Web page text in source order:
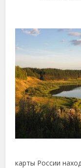
карты России